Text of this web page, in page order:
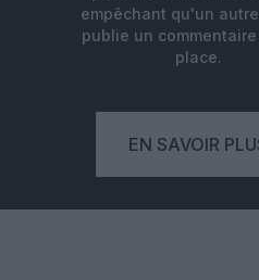
empêchant qu'un
publie un
place.
EN SAVOIR